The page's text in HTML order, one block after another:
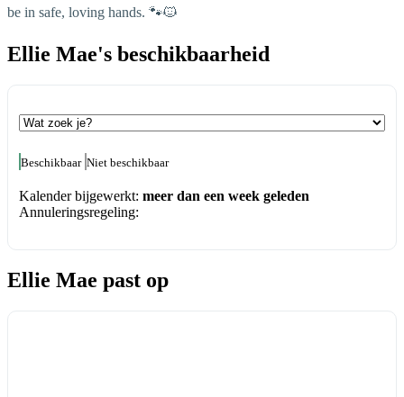
be in safe, loving hands. 🐾🐱
Ellie Mae's beschikbaarheid
Beschikbaar Niet beschikbaar
Kalender bijgewerkt: meer dan een week geleden
Annuleringsregeling:
Ellie Mae past op